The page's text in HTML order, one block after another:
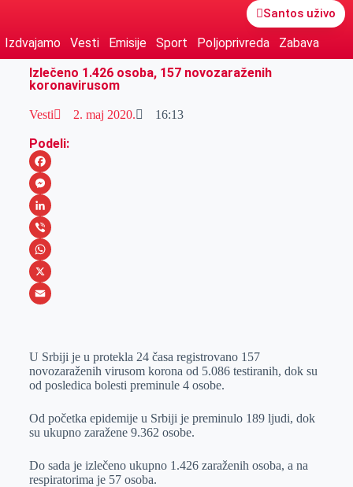
Santos uživo
Izdvajamo Vesti Emisije Sport Poljoprivreda
Zabava
Izlečeno 1.426 osoba, 157 novozaraženih
koronavirusom
Vesti 2. maj 2020. 16:13
Podeli:
F
a
c
e
b
o
M
e
s
s
e
e
r
L
i
n
k
I
n
V
i
b
W
h
s
A
p
X
a
i
U Srbiji je u protekla 24 časa registrovano 157
novozaraženih virusom korona od 5.086 testiranih, dok su
od posledica bolesti preminule 4 osobe.
Od početka epidemije u Srbiji je preminulo 189 ljudi, dok
su ukupno zaražene 9.362 osobe.
Do sada je izlečeno ukupno 1.426 zaraženih osoba, a na
respiratorima je 57 osoba.